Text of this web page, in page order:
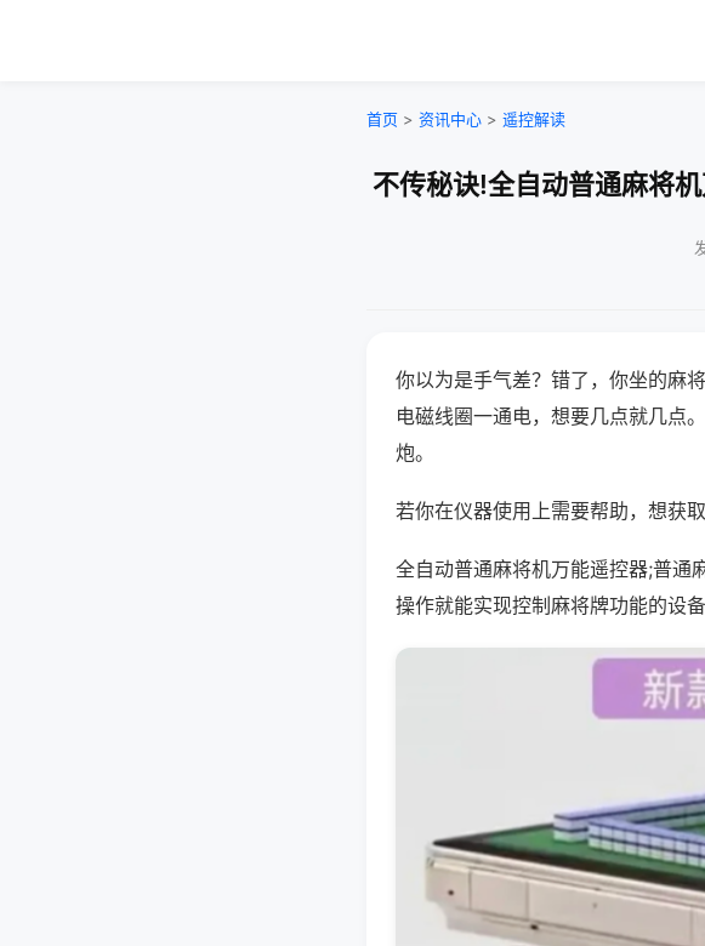
首页 > 资讯中心 > 遥控解读
不传秘诀!全自动普通麻将
你以为是手气差？错了，你坐的麻
电磁线圈一通电，想要几点就几点
炮。
若你在仪器使用上需要帮助，想获
全自动普通麻将机万能遥控器;普通
操作就能实现控制麻将牌功能的设备